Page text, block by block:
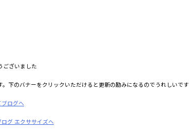
ございました
。下のバナーをクリックいただけると更新の励みになるのでうれしいです